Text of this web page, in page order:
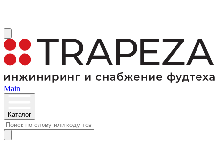
Main
Каталог